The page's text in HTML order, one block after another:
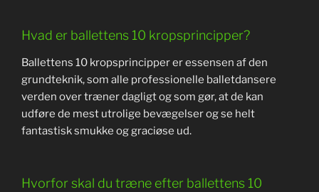
Hvad er ballettens 10 kropsprincipper?
Ballettens 10 kropsprincipper er essensen af den
grundteknik, som alle professionelle balletdansere
verden over træner dagligt og som gør, at de kan
udføre de mest utrolige bevægelser og se helt
fantastisk smukke og graciøse ud.
Hvorfor skal du træne efter ballettens 10